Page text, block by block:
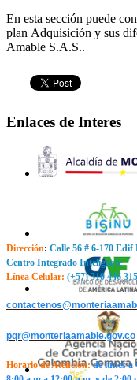
En esta sección puede
plan Adquisición y sus
Amable S.A.S..
Enlaces de Interes
Dirección: Calle 56 # 6-170 Edif
Centro Integrado Inteligente
Línea Celular: (+57) 310 446
pqr@monteriaamable.gov.co
Horario de Atención: de lunes a